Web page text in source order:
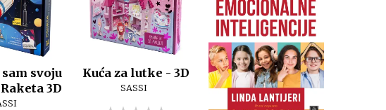
svoju
3D
Kuća za lutke - 3D
SASSI